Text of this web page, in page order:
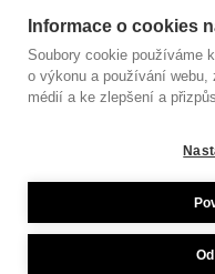
©
© 2023
Informace o cookies
Soubory cookie používáme
o výkonu a používání
médií a ke zlepšení a